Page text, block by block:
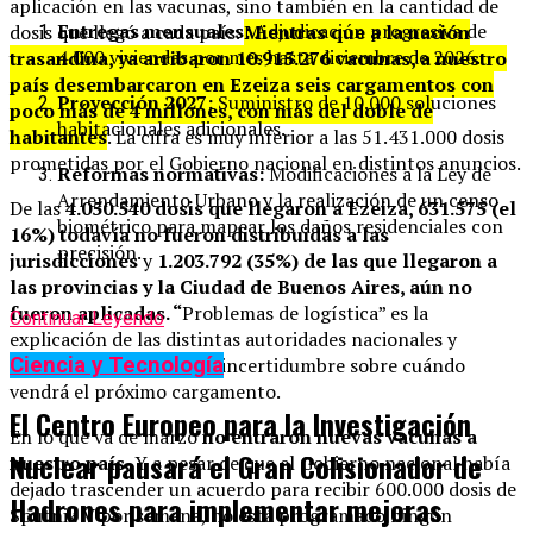
aplicación en las vacunas, sino también en la cantidad de
dosis que llegó a cada país.Mientras que a la nación
trasandina, ya arribaron 10.915.276 vacunas, a nuestro
país desembarcaron en Ezeiza seis cargamentos con
poco más de 4 millones, con más del doble de
habitantes. La cifra es muy inferior a las 51.431.000 dosis
prometidas por el Gobierno nacional en distintos anuncios.
De las4.050.540 dosis que llegaron a Ezeiza, 631.575 (el
16%) todavía no fueron distribuidas a las
jurisdiccionesy1.203.792 (35%) de las que llegaron a
las provincias y la Ciudad de Buenos Aires, aún no
fueron aplicadas. “Problemas de logística” es la
explicación de las distintas autoridades nacionales y
locales. A eso se suma la incertidumbre sobre cuándo
vendrá el próximo cargamento.
En lo que va de marzono entraron nuevas vacunas a
nuestro país.Y a pesar de que el Gobierno nacional había
dejado trascender un acuerdo para recibir 600.000 dosis de
Sputnik V por semana, no está programado ningún
Entregas mensuales:Adjudicación progresiva de
4.000 viviendas por mes hasta diciembre de 2026.
Proyección 2027:Suministro de 10.000 soluciones
habitacionales adicionales.
Reformas normativas:Modificaciones a la Ley de
Arrendamiento Urbano y la realización de un censo
biométrico para mapear los daños residenciales con
precisión.
Continuar Leyendo
Ciencia y Tecnología
El Centro Europeo para la Investigación
Nuclear pausará el Gran Colisionador de
Hadrones para implementar mejoras